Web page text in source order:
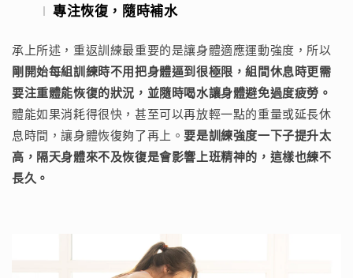
專注恢復，隨時補水
承上所述，重返訓練最重要的是讓身體適應運動強度，所以
剛開始每組訓練時不用把身體逼到很極限，組間休息時更需
要注重體能恢復的狀況，並隨時喝水讓身體避免過度疲勞。
體能如果消耗得很快，甚至可以再放輕一點的重量或延長休
息時間，讓身體恢復夠了再上。要是訓練強度一下子提升太
高，隔天身體來不及恢復是會影響上班精神的，這樣也練不
長久。